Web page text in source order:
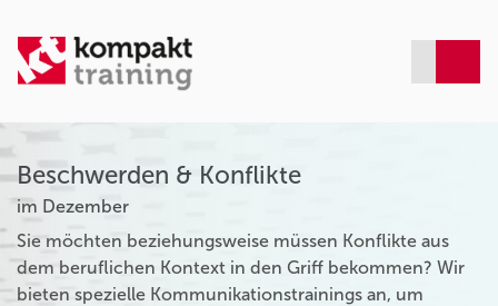
Beschwerden & Konflikte
im Dezember
Sie möchten beziehungsweise müssen Konflikte aus
dem beruflichen Kontext in den Griff bekommen? Wir
bieten spezielle Kommunikationstrainings an, um